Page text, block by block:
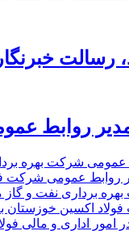
رسالت خبرنگار
روابط
شرکت بهره
روابط عمومی شرکت
برداری نفت و گاز
اکسین خوزستان
امور اداری و مالی